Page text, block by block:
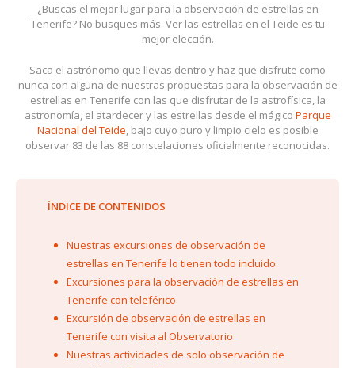
¿Buscas el mejor lugar para la observación de estrellas en
Tenerife? No busques más. Ver las estrellas en el Teide es tu
mejor elección.
Saca el astrónomo que llevas dentro y haz que disfrute como
nunca con alguna de nuestras propuestas para la observación de
estrellas en Tenerife con las que disfrutar de la astrofísica, la
astronomía, el atardecer y las estrellas desde el mágico Parque
Nacional del Teide, bajo cuyo puro y limpio cielo es posible
observar 83 de las 88 constelaciones oficialmente reconocidas.
ÍNDICE DE CONTENIDOS
Nuestras excursiones de observación de
estrellas en Tenerife lo tienen todo incluido
Excursiones para la observación de estrellas en
Tenerife con teleférico
Excursión de observación de estrellas en
Tenerife con visita al Observatorio
Nuestras actividades de solo observación de